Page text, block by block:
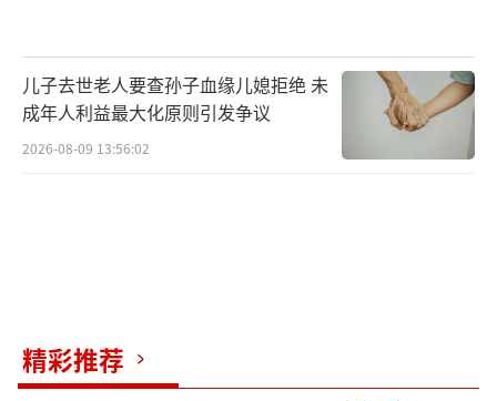
儿子去世老人要查孙子血缘儿媳拒绝 未
成年人利益最大化原则引发争议
2026-08-09 13:56:02
精彩推荐